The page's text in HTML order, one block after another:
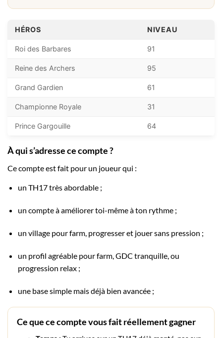
HÉROS NIVEAU
Roi des Barbares 91
Reine des Archers 95
Grand Gardien 61
Championne Royale 31
Prince Gargouille 64
À qui s’adresse ce compte ?
Ce compte est fait pour un joueur qui :
un TH17 très abordable ;
un compte à améliorer toi-même à ton rythme ;
un village pour farm, progresser et jouer sans pression ;
un profil agréable pour farm, GDC tranquille, ou
progression relax ;
une base simple mais déjà bien avancée ;
Ce que ce compte vous fait réellement gagner